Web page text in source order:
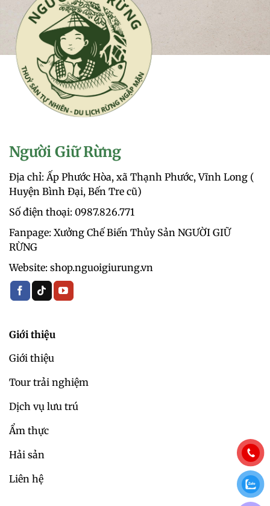
Người Giữ Rừng
Địa chỉ: Ấp Phước Hòa, xã Thạnh Phước, Vĩnh Long (
Huyện Bình Đại, Bến Tre cũ)
Số điện thoại: 0987.826.771‬
Fanpage: Xưởng Chế Biến Thủy Sản NGƯỜI GIỮ
RỪNG
Website: shop.nguoigiurung.vn
Giới thiệu
Giới thiệu
Tour trải nghiệm
Dịch vụ lưu trú
Ẩm thực
Hải sản
Liên hệ